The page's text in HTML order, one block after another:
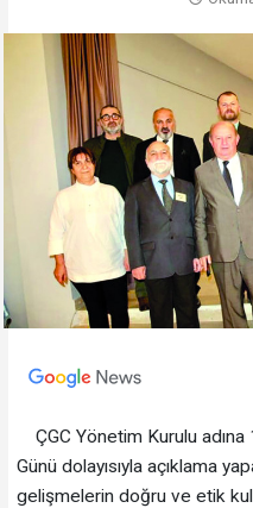
ÇGC Yönetim Kurulu adına
Günü dolayısıyla açıklama
gelişmelerin doğru ve etik